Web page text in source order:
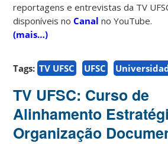
reportagens e entrevistas da TV
disponíveis noCanal no YouTube.
(mais…)
Tags: TV UFSC UFSC
TV UFSC: Curso de
Alinhamento
Organização